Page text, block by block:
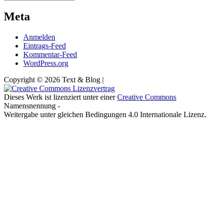
Meta
Anmelden
Eintrags-Feed
Kommentar-Feed
WordPress.org
Copyright © 2026 Text & Blog |
Dieses Werk ist lizenziert unter einerCreative Commons
Namensnennung -
Weitergabe unter gleichen Bedingungen 4.0 Internationale Lizenz.